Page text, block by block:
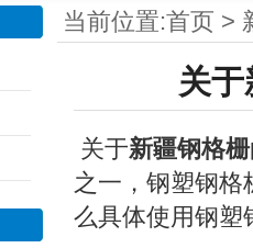
当前位置:首页 >
关
关于新疆钢格栅
之一，钢塑钢
么具体使用钢塑